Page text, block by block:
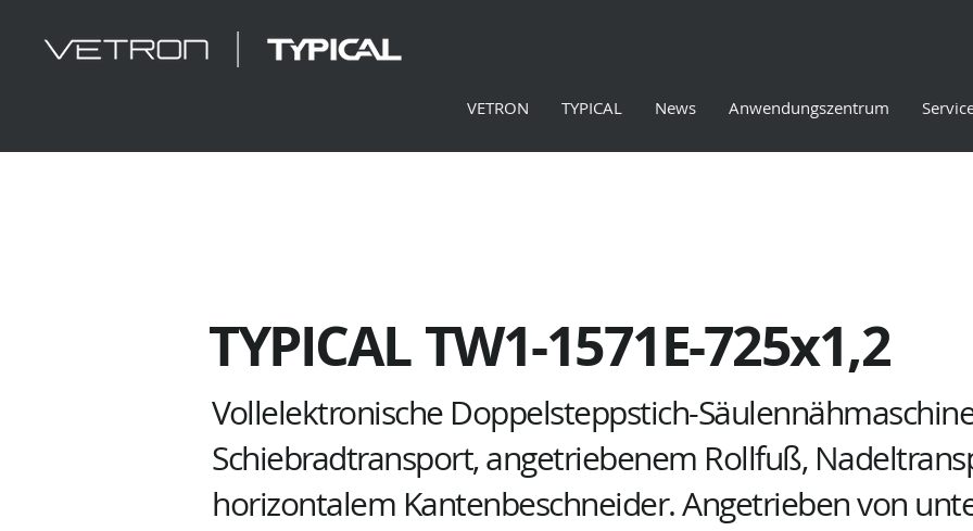
VETRON TYPICAL News Anwendungszentrum
TYPICAL TW1-1571E-725x1,2
Vollelektronische Doppelsteppstich-
Schiebradtransport, angetriebenem Rollfuß,
horizontalem Kantenbeschneider. Angetrieben von